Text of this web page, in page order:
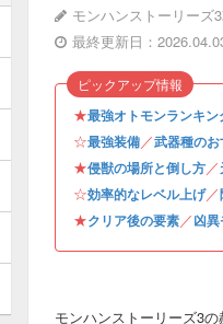
モンハンストーリーズ
最終更新日：
★最強オトモンランキン
☆最強装備／武器種の
★侵獣の場所と倒し方／
☆効率的なレベル上げ／
★クリア後の要素／凶
ピックアップ情報
モンハンストーリーズ3